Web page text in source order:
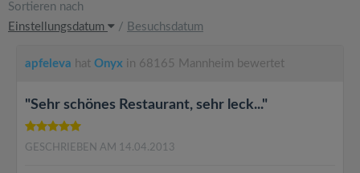
Sortieren nach
Einstellungsdatum
/ Besuchsdatum
apfeleva hat Onyx in 68165 Mannheim bewertet
"Sehr schönes Restaurant, sehr leck..."
GESCHRIEBEN AM 14.04.2013